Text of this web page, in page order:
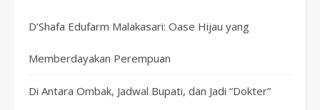
D’Shafa Edufarm Malakasari: Oase Hijau yang
Memberdayakan Perempuan
Di Antara Ombak, Jadwal Bupati, dan Jadi “Dokter”